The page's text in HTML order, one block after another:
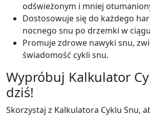
odświeżonym i mniej
Dostosowuje się do każdego
nocnego snu po drzemki w
Promuje zdrowe nawyki snu,
świadomość cykli snu.
Wypróbuj Kalkulator
dziś!
Skorzystaj z Kalkulatora Cyklu Snu,